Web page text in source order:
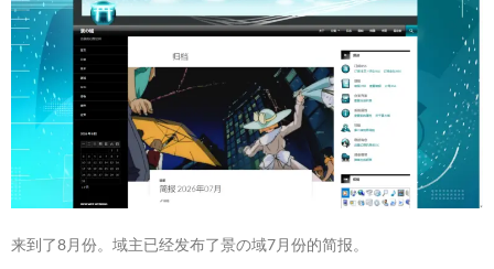
来到了8月份。域主已经发布了景の域7月份的简报。